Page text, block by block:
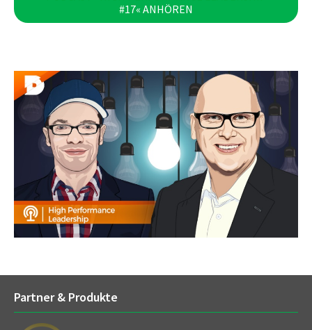
#17« ANHÖREN
Partner & Produkte